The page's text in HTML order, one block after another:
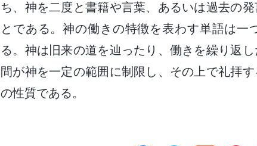
ち、神を二度と書籍や言葉、あるいは過去の
とである。神の働きの特徴を表わす単語は一
る。神は旧来の道を辿ったり、働きを繰り返
間が神を一定の範囲に制限し、その上で礼拝
の性質である。